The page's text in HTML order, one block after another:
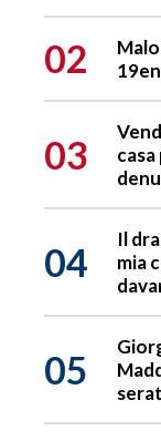
02
03
04
Il
mia
05